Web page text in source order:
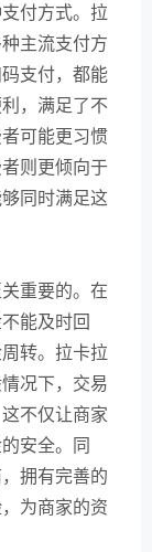
付方式。拉
主流支付方
支付，都能
，满足了不
可能更习惯
则更倾向于
同时满足这
重要的。在
能及时回
转。拉卡拉
况下，交易
不仅让商家
安全。同
拥有完善的
为商家的资